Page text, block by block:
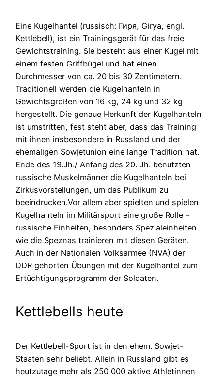
Eine Kugelhantel (russisch: Гиря, Girya, engl.
Kettlebell), ist ein Trainingsgerät für das freie
Gewichtstraining. Sie besteht aus einer Kugel mit
einem festen Griffbügel und hat einen
Durchmesser von ca. 20 bis 30 Zentimetern.
Traditionell werden die Kugelhanteln in
Gewichtsgrößen von 16 kg, 24 kg und 32 kg
hergestellt. Die genaue Herkunft der Kugelhanteln
ist umstritten, fest steht aber, dass das Training
mit ihnen insbesondere in Russland und der
ehemaligen Sowjetunion eine lange Tradition hat.
Ende des 19.Jh./ Anfang des 20. Jh. benutzten
russische Muskelmänner die Kugelhanteln bei
Zirkusvorstellungen, um das Publikum zu
beeindrucken.Vor allem aber spielten und spielen
Kugelhanteln im Militärsport eine große Rolle –
russische Einheiten, besonders Spezialeinheiten
wie die Speznas trainieren mit diesen Geräten.
Auch in der Nationalen Volksarmee (NVA) der
DDR gehörten Übungen mit der Kugelhantel zum
Ertüchtigungsprogramm der Soldaten.
Kettlebells heute
Der Kettlebell-Sport ist in den ehem. Sowjet-
Staaten sehr beliebt. Allein in Russland gibt es
heutzutage mehr als 250 000 aktive Athletinnen